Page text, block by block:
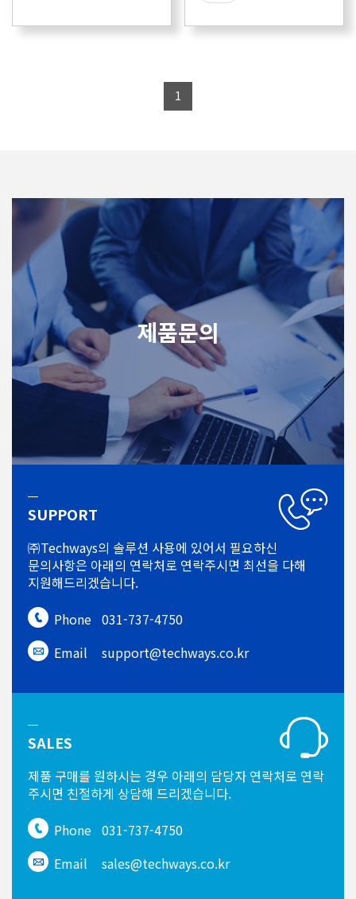
1
제품문의
SUPPORT
㈜Techways의 솔루션 사용에 있어서 필요하신
문의사항은 아래의 연락처로 연락주시면 최선을 다해
지원해드리겠습니다.
Phone 031-737-4750
Email
support@techways.co.kr
SALES
제품 구매를 원하시는 경우 아래의 담당자 연락처로 연락
주시면 친절하게 상담해 드리겠습니다.
Phone 031-737-4750
Email
sales@techways.co.kr